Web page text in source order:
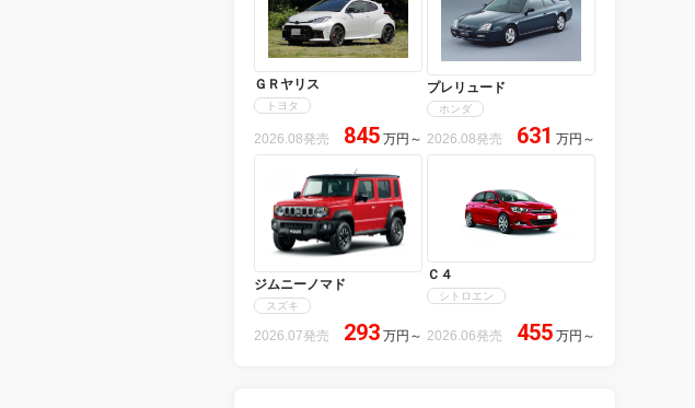
ＧＲヤリス
トヨタ
2026.08発売 845 万円 ～
プレリュード
ホンダ
2026.08発売 631 万円 ～
ジムニーノマド
スズキ
2026.07発売 293 万円 ～
Ｃ４
シトロエン
2026.06発売 455 万円 ～